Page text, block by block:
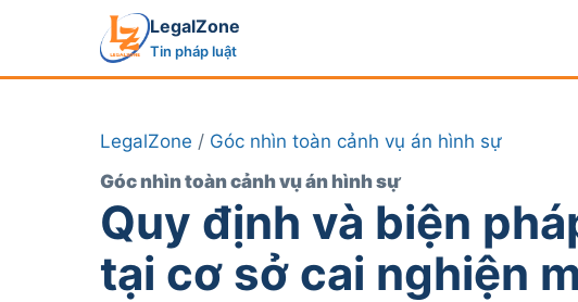
LegalZone
Tin pháp luật
LegalZone / Góc nhìn toàn cảnh vụ án hình sự
Góc nhìn toàn cảnh vụ án hình sự
Quy định và biện
tại cơ sở cai nghiện